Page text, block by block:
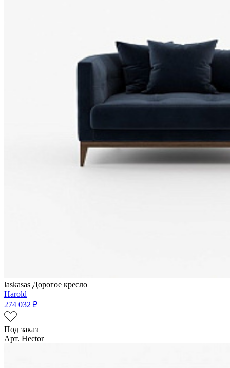
laskasas Дорогое кресло
Harold
274 032 ₽
Под заказ
Арт. Hector